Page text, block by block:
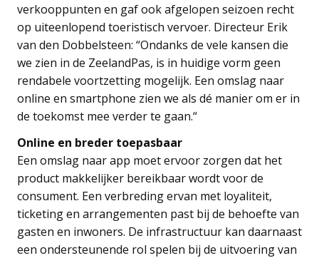
verkooppunten en gaf ook afgelopen seizoen recht
op uiteenlopend toeristisch vervoer. Directeur Erik
van den Dobbelsteen: “Ondanks de vele kansen die
we zien in de ZeelandPas, is in huidige vorm geen
rendabele voortzetting mogelijk. Een omslag naar
online en smartphone zien we als dé manier om er in
de toekomst mee verder te gaan.“
Online en breder toepasbaar
Een omslag naar app moet ervoor zorgen dat het
product makkelijker bereikbaar wordt voor de
consument. Een verbreding ervan met loyaliteit,
ticketing en arrangementen past bij de behoefte van
gasten en inwoners. De infrastructuur kan daarnaast
een ondersteunende rol spelen bij de uitvoering van